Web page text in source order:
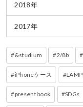
2018年
2017年
&studium 2/8b
iPhoneケース
present book SDGs